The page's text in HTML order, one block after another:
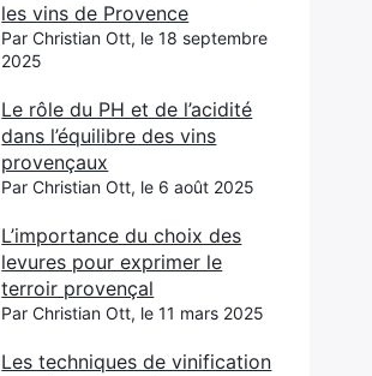
les vins de Provence
Par Christian Ott, le 18 septembre
2025
Le rôle du PH et de l’acidité
dans l’équilibre des vins
provençaux
Par Christian Ott, le 6 août 2025
L’importance du choix des
levures pour exprimer le
terroir provençal
Par Christian Ott, le 11 mars 2025
Les techniques de vinification